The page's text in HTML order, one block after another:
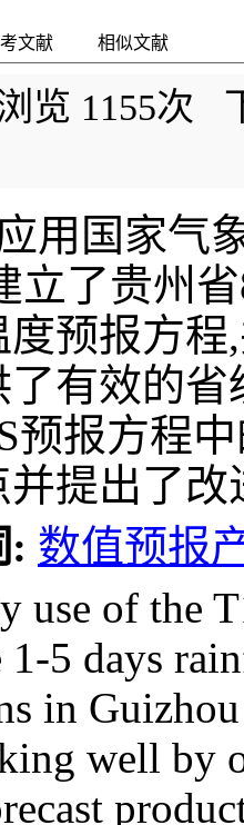
文献 相似文献
览 1155次
用国家气
立了贵州
预报方
了有效的
预报方程
并提出了改
: 数值预报
use of the
5 days
in
well by